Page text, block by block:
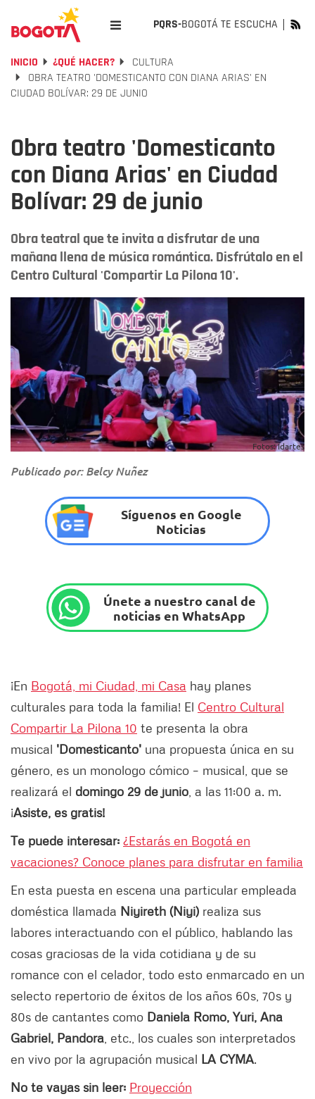
PQRS-BOGOTÁ TE ESCUCHA
INICIO ¿QUÉ HACER?
CULTURA
OBRA TEATRO 'DOMESTICANTO CON DIANA ARIAS' EN
CIUDAD BOLÍVAR: 29 DE JUNIO
Obra teatro 'Domesticanto
con Diana Arias' en Ciudad
Bolívar: 29 de junio
Obra teatral que te invita a disfrutar de una
mañana llena de música romántica. Disfrútalo en el
Centro Cultural 'Compartir La Pilona 10'.
Fotos: Idartes
Publicado por: Belcy Nuñez
Síguenos en Google
Noticias
Únete a nuestro canal de
noticias en WhatsApp
¡En Bogotá, mi Ciudad, mi Casa hay planes
culturales para toda la familia! El Centro Cultural
Compartir La Pilona 10 te presenta la obra
musical 'Domesticanto' una propuesta única en su
género, es un monologo cómico – musical, que se
realizará el domingo 29 de junio , a las 11:00 a. m.
¡Asiste, es gratis!
Te puede interesar: ¿Estarás en Bogotá en
vacaciones? Conoce planes para disfrutar en familia
En esta puesta en escena una particular empleada
doméstica llamada Niyireth (Niyi) realiza sus
labores interactuando con el público, hablando las
cosas graciosas de la vida cotidiana y de su
romance con el celador, todo esto enmarcado en un
selecto repertorio de éxitos de los años 60s, 70s y
80s de cantantes como Daniela Romo, Yuri, Ana
Gabriel, Pandora , etc., los cuales son interpretados
en vivo por la agrupación musical LA CYMA.
No te vayas sin leer: Proyección